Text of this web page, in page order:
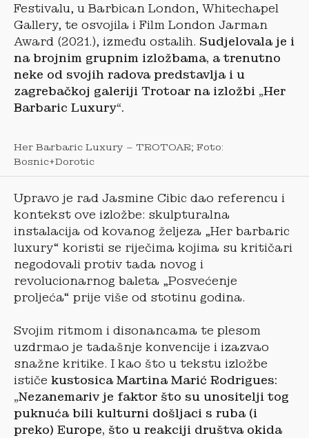
Festivalu, u Barbican London, Whitechapel
Gallery, te osvojila i Film London Jarman
Award (2021.), između ostalih. Sudjelovala je i
na brojnim grupnim izložbama, a trenutno
neke od svojih radova predstavlja i u
zagrebačkoj galeriji Trotoar na izložbi „Her
Barbaric Luxury“.
Her Barbaric Luxury – TROTOAR; Foto:
Bosnic+Dorotic
Upravo je rad Jasmine Cibic dao referencu i
kontekst ove izložbe: skulpturalna
instalacija od kovanog željeza „Her barbaric
luxury“ koristi se riječima kojima su kritičari
negodovali protiv tada novog i
revolucionarnog baleta „Posvećenje
proljeća“ prije više od stotinu godina.
Svojim ritmom i disonancama te plesom
uzdrmao je tadašnje konvencije i izazvao
snažne kritike. I kao što u tekstu izložbe
ističe kustosica Martina Marić Rodrigues:
„Nezanemariv je faktor što su unositelji tog
puknuća bili kulturni došljaci s ruba (i
preko) Europe, što u reakciji društva okida